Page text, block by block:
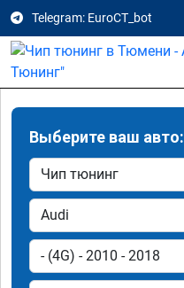
Telegram: EuroCT_bot
Выберите ваш авто: